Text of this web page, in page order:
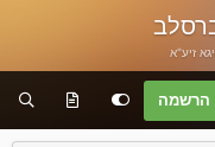
זיע"א
הרשמה